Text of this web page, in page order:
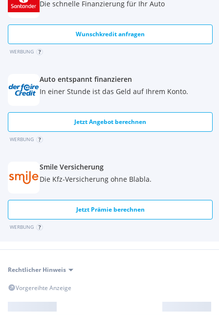
Die schnelle Finanzierung für Ihr Auto
Wunschkredit anfragen
WERBUNG
Auto entspannt finanzieren
In einer Stunde ist das Geld auf Ihrem Konto.
Jetzt Angebot berechnen
WERBUNG
Smile Versicherung
Die Kfz-Versicherung ohne Blabla.
Jetzt Prämie berechnen
WERBUNG
Rechtlicher Hinweis
Vorgereihte Anzeige